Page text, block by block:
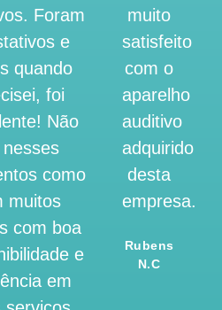
Foram
e
quando
foi
Não
como
muitos
com boa
e
em
muito
satisfeito
com o
aparelho
auditivo
adquirido
desta
empresa.”
Rubens
N.C